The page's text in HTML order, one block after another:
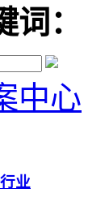
：
中心
业